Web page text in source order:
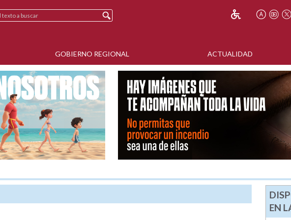
GOBIERNO REGIONAL ACTUALIDAD
EN